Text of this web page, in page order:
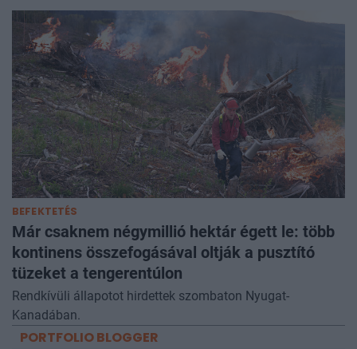
BEFEKTETÉS
Már csaknem négymillió hektár égett le: több
kontinens összefogásával oltják a pusztító
tüzeket a tengerentúlon
Rendkívüli állapotot hirdettek szombaton Nyugat-
Kanadában.
PORTFOLIO BLOGGER